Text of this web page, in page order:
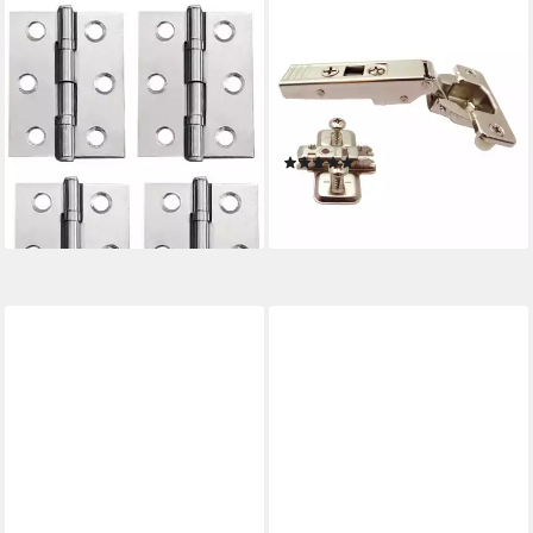
FELIXLEO
Montageband Scharniere
Edelstahl Türscharnier mit
Schrauben Silber 2.5 Zoll
4pcs (1 St)
16,99 €
-17%
lieferbar in 3 Wochen
Scharnier 107° Eckanschlag
75T1580 mit
Kreuzmontageplat (1 St)
(2)
ab 1,87 €
lieferbar - in 2-3 Werktagen bei dir